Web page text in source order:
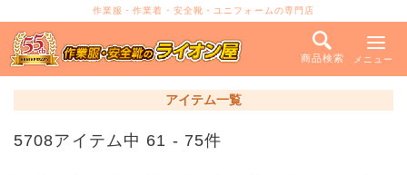
作業服・作業着・安全靴・ユニフォームの専門店
商品検索 メニュー
アイテム一覧
5708アイテム中 61 - 75件